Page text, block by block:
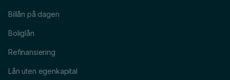
Billån på dagen
Boliglån
Refinansiering
Lån uten egenkapital